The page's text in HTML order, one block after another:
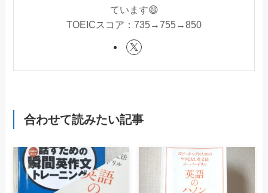
ています😄
TOEICスコア：735→755→850
合わせて読みたい記事